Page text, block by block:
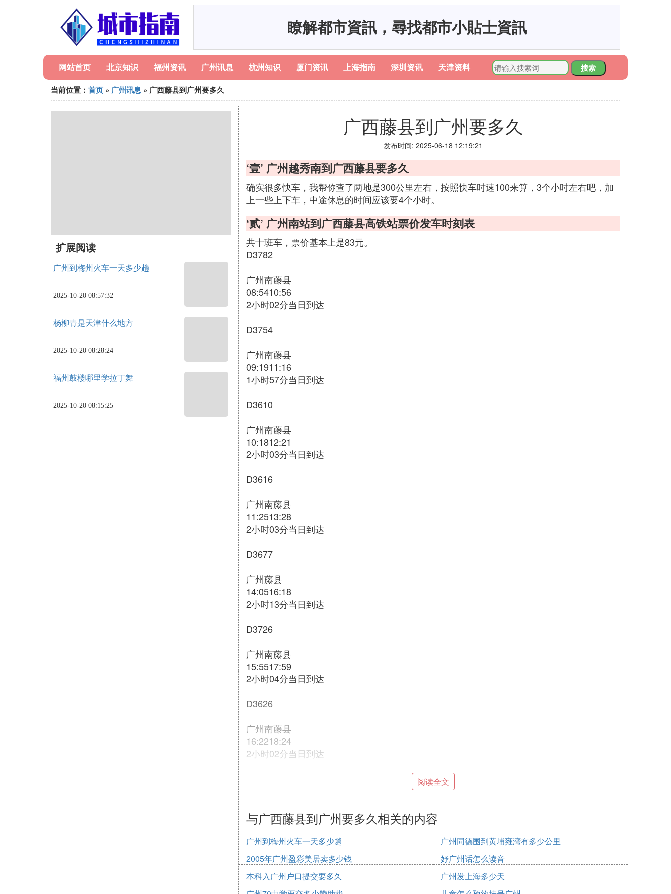
瞭解都市資訊，尋找都市小貼士資訊
网站首页 北京知识 福州资讯 广州讯息 杭州知识 厦门资讯 上海指南 深圳资讯 天津资料
搜索
当前位置： 首页 » 广州讯息 » 广西藤县到广州要多久
扩展阅读
广州到梅州火车一天多少趟
2025-10-20 08:57:32
杨柳青是天津什么地方
2025-10-20 08:28:24
福州鼓楼哪里学拉丁舞
2025-10-20 08:15:25
广西藤县到广州要多久
发布时间: 2025-06-18 12:19:21
‘壹’ 广州越秀南到广西藤县要多久
确实很多快车，我帮你查了两地是300公里左右，按照快车时速100来算，3个小时左右吧，加
上一些上下车，中途休息的时间应该要4个小时。
‘贰’ 广州南站到广西藤县高铁站票价发车时刻表
共十班车，票价基本上是83元。
D3782
广州南藤县
08:5410:56
2小时02分当日到达
D3754
广州南藤县
09:1911:16
1小时57分当日到达
D3610
广州南藤县
10:1812:21
2小时03分当日到达
D3616
广州南藤县
11:2513:28
2小时03分当日到达
D3677
广州藤县
14:0516:18
2小时13分当日到达
D3726
广州南藤县
15:5517:59
2小时04分当日到达
D3626
广州南藤县
16:2218:24
2小时02分当日到达
18:0020:06
2小时06分当日到达
D3646
广州南藤县
19:1521:17
阅读全文
与广西藤县到广州要多久相关的内容
广州到梅州火车一天多少趟
广州同德围到黄埔雍湾有多少公里
2005年广州盈彩美居卖多少钱
妤广州话怎么读音
本科入广州户口提交要多久
广州发上海多少天